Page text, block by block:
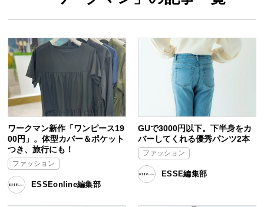
ワークマン新作「ワンピース19
00円」。体型カバー＆ポケット
つき、旅行にも！
ファッション
ESSEonline編集部
GUで3000円以下。下半身をカ
バーしてくれる優秀パンツ2本
ファッション
ESSE編集部